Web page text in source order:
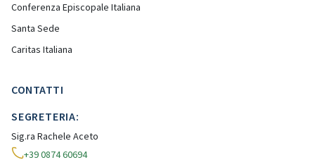
Conferenza Episcopale Italiana
Santa Sede
Caritas Italiana
CONTATTI
SEGRETERIA:
Sig.ra Rachele Aceto
+39 0874 60694